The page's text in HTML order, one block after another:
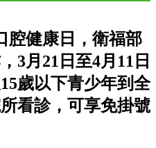
腔健康日，衛福部
3月21日至4月11日
歲以下青少年到全
看診，可享免掛號